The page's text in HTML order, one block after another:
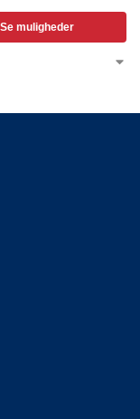
Se muligheder